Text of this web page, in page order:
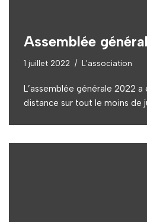
Assemblée
1 juillet 2022 L'association
L’assemblée générale 2022
distance sur tout le moins de